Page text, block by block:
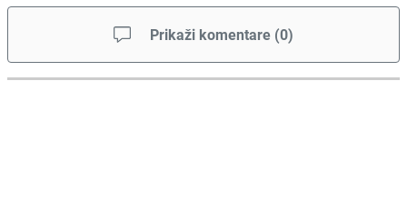
Prikaži komentare (0)